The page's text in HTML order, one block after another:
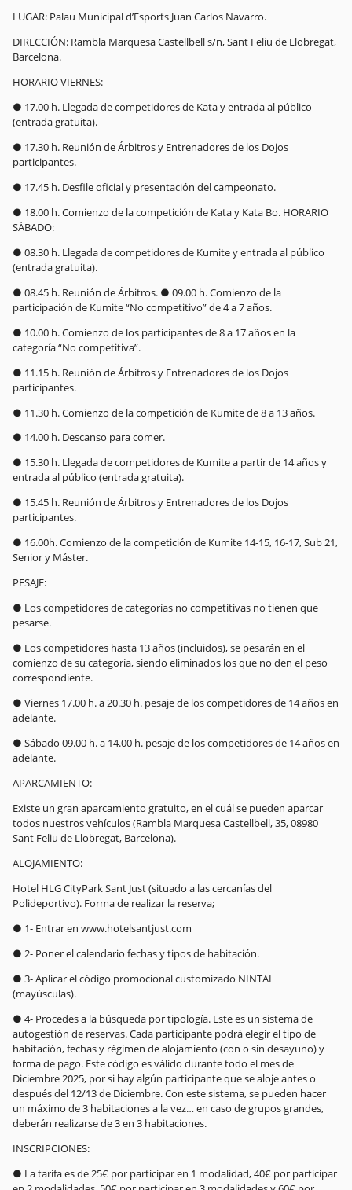
LUGAR: Palau Municipal d’Esports Juan Carlos Navarro.
DIRECCIÓN: Rambla Marquesa Castellbell s/n, Sant Feliu de Llobregat,
Barcelona.
HORARIO VIERNES:
● 17.00 h. Llegada de competidores de Kata y entrada al público
(entrada gratuita).
● 17.30 h. Reunión de Árbitros y Entrenadores de los Dojos
participantes.
● 17.45 h. Desfile oficial y presentación del campeonato.
● 18.00 h. Comienzo de la competición de Kata y Kata Bo. HORARIO
SÁBADO:
● 08.30 h. Llegada de competidores de Kumite y entrada al público
(entrada gratuita).
● 08.45 h. Reunión de Árbitros. ● 09.00 h. Comienzo de la
participación de Kumite “No competitivo” de 4 a 7 años.
● 10.00 h. Comienzo de los participantes de 8 a 17 años en la
categoría “No competitiva”.
● 11.15 h. Reunión de Árbitros y Entrenadores de los Dojos
participantes.
● 11.30 h. Comienzo de la competición de Kumite de 8 a 13 años.
● 14.00 h. Descanso para comer.
● 15.30 h. Llegada de competidores de Kumite a partir de 14 años y
entrada al público (entrada gratuita).
● 15.45 h. Reunión de Árbitros y Entrenadores de los Dojos
participantes.
● 16.00h. Comienzo de la competición de Kumite 14-15, 16-17, Sub 21,
Senior y Máster.
PESAJE:
● Los competidores de categorías no competitivas no tienen que
pesarse.
● Los competidores hasta 13 años (incluidos), se pesarán en el
comienzo de su categoría, siendo eliminados los que no den el peso
correspondiente.
● Viernes 17.00 h. a 20.30 h. pesaje de los competidores de 14 años en
adelante.
● Sábado 09.00 h. a 14.00 h. pesaje de los competidores de 14 años en
adelante.
APARCAMIENTO:
Existe un gran aparcamiento gratuito, en el cuál se pueden aparcar
todos nuestros vehículos (Rambla Marquesa Castellbell, 35, 08980
Sant Feliu de Llobregat, Barcelona).
ALOJAMIENTO:
Hotel HLG CityPark Sant Just (situado a las cercanías del
Polideportivo). Forma de realizar la reserva;
● 1- Entrar en www.hotelsantjust.com
● 2- Poner el calendario fechas y tipos de habitación.
● 3- Aplicar el código promocional customizado NINTAI
(mayúsculas).
● 4- Procedes a la búsqueda por tipología. Este es un sistema de
autogestión de reservas. Cada participante podrá elegir el tipo de
habitación, fechas y régimen de alojamiento (con o sin desayuno) y
forma de pago. Este código es válido durante todo el mes de
Diciembre 2025, por si hay algún participante que se aloje antes o
después del 12/13 de Diciembre. Con este sistema, se pueden hacer
un máximo de 3 habitaciones a la vez… en caso de grupos grandes,
deberán realizarse de 3 en 3 habitaciones.
INSCRIPCIONES:
● La tarifa es de 25€ por participar en 1 modalidad, 40€ por participar